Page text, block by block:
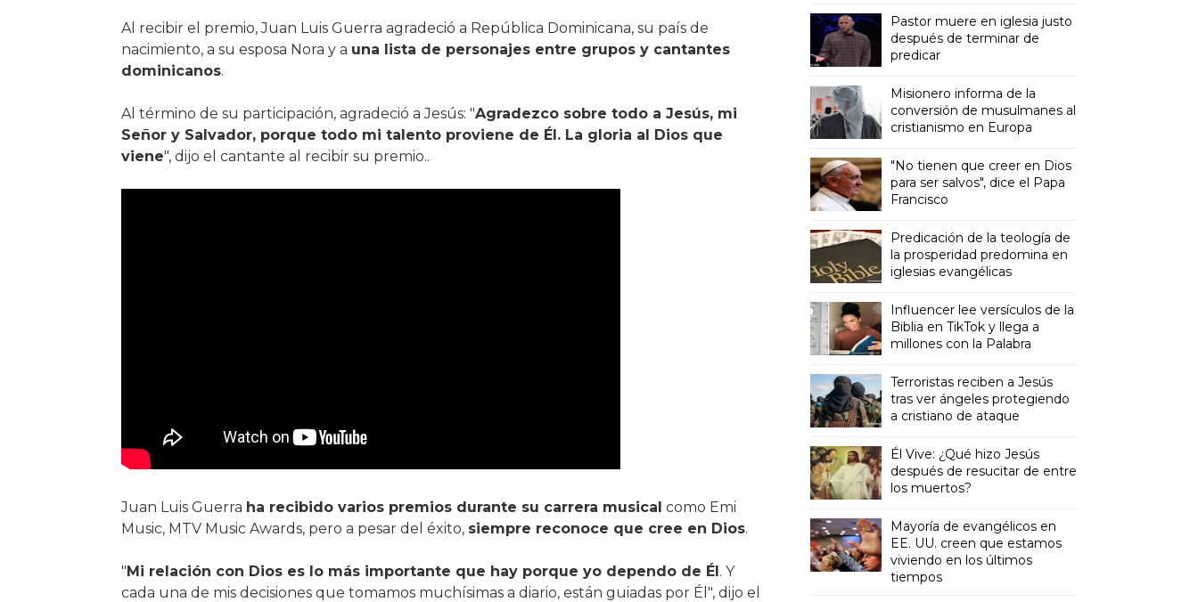
Al recibir el premio, Juan Luis Guerra agradeció a República Dominicana, su país de
nacimiento, a su esposa Nora y a una lista de personajes entre grupos y cantantes
dominicanos.
Al término de su participación, agradeció a Jesús: "Agradezco sobre todo a Jesús, mi
Señor y Salvador, porque todo mi talento proviene de Él. La gloria al Dios que
viene", dijo el cantante al recibir su premio..
Juan Luis Guerra ha recibido varios premios durante su carrera musical como Emi
Music, MTV Music Awards, pero a pesar del éxito, siempre reconoce que cree en Dios.
"Mi relación con Dios es lo más importante que hay porque yo dependo de Él. Y
cada una de mis decisiones que tomamos muchísimas a diario, están guiadas por Él", dijo el
Pastor muere en iglesia justo
después de terminar de
predicar
Misionero informa de la
conversión de musulmanes al
cristianismo en Europa
"No tienen que creer en Dios
para ser salvos", dice el Papa
Francisco
Predicación de la teología de
la prosperidad predomina en
iglesias evangélicas
Influencer lee versículos de la
Biblia en TikTok y llega a
millones con la Palabra
Terroristas reciben a Jesús
tras ver ángeles protegiendo
a cristiano de ataque
Él Vive: ¿Qué hizo Jesús
después de resucitar de entre
los muertos?
Mayoría de evangélicos en
EE. UU. creen que estamos
viviendo en los últimos
tiempos